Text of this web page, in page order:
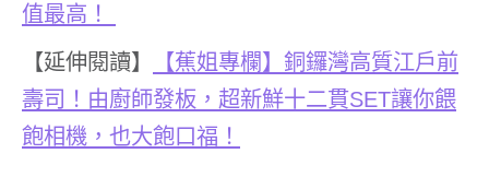
值最高！
【延伸閱讀】
【蕉姐專欄】銅鑼灣高質江戶前
壽司！由廚師發板，超新鮮十二貫SET讓你餵
飽相機，也大飽口福！